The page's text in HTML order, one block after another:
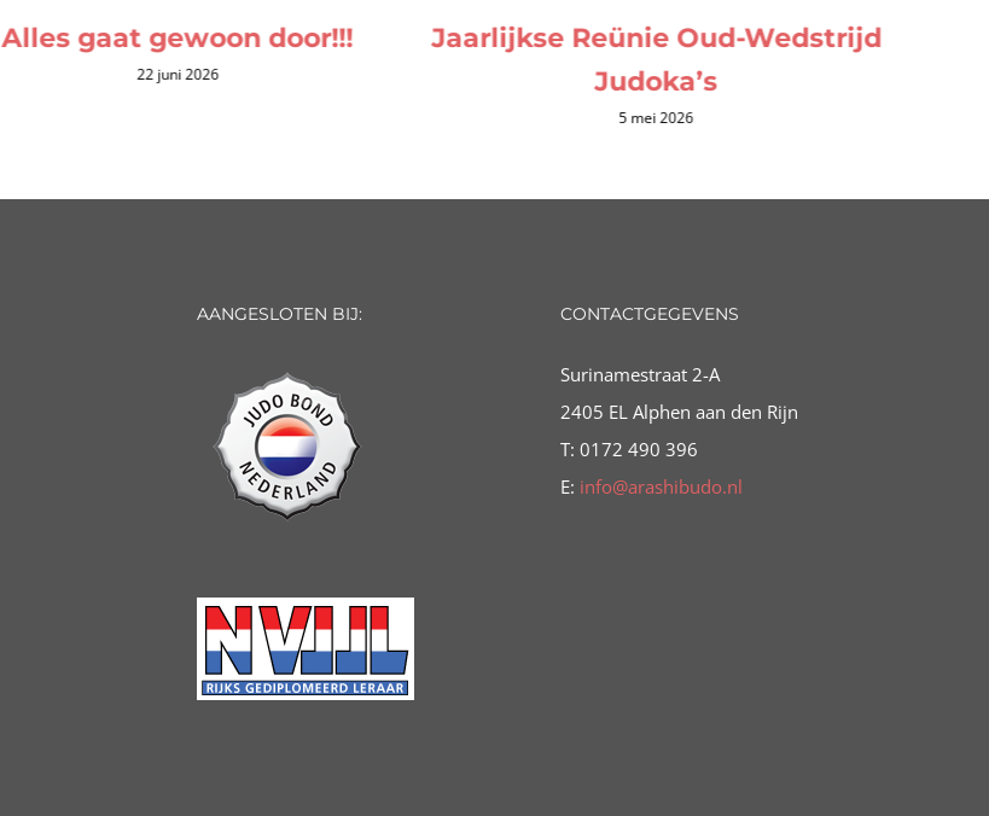
Alles gaat gewoon door!!!
22 juni 2026
Jaarlijkse Reünie Oud-Wedstrijd
Judoka’s
5 mei 2026
AANGESLOTEN BIJ: CONTACTGEGEVENS
Surinamestraat 2-A
2405 EL Alphen aan den Rijn
T: 0172 490 396
E: info@arashibudo.nl